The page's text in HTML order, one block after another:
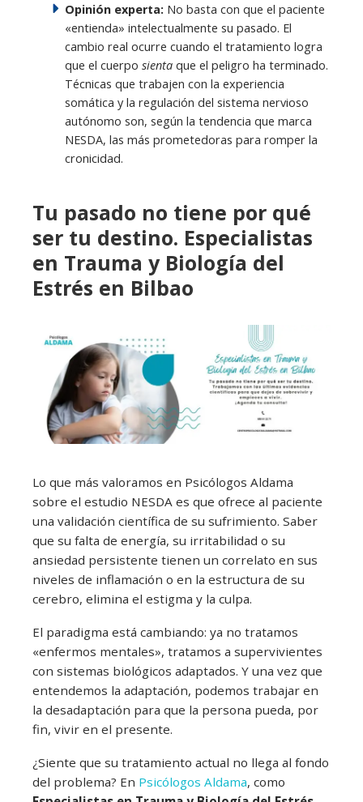
Opinión experta: No basta con que el paciente
«entienda» intelectualmente su pasado. El
cambio real ocurre cuando el tratamiento logra
que el cuerpo sienta que el peligro ha terminado.
Técnicas que trabajen con la experiencia
somática y la regulación del sistema nervioso
autónomo son, según la tendencia que marca
NESDA, las más prometedoras para romper la
cronicidad.
Tu pasado no tiene por qué
ser tu destino. Especialistas
en Trauma y Biología del
Estrés en Bilbao
Lo que más valoramos en Psicólogos Aldama
sobre el estudio NESDA es que ofrece al paciente
una validación científica de su sufrimiento. Saber
que su falta de energía, su irritabilidad o su
ansiedad persistente tienen un correlato en sus
niveles de inflamación o en la estructura de su
cerebro, elimina el estigma y la culpa.
El paradigma está cambiando: ya no tratamos
«enfermos mentales», tratamos a supervivientes
con sistemas biológicos adaptados. Y una vez que
entendemos la adaptación, podemos trabajar en
la desadaptación para que la persona pueda, por
fin, vivir en el presente.
¿Siente que su tratamiento actual no llega al fondo
del problema? En Psicólogos Aldama, como